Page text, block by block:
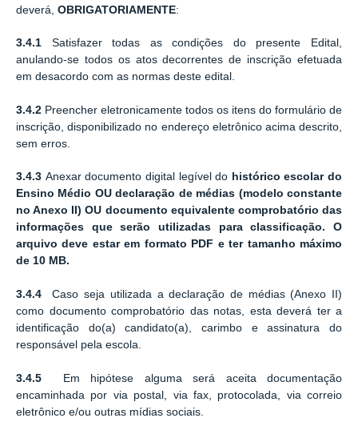
deverá, OBRIGATORIAMENTE:
3.4.1 Satisfazer todas as condições do presente Edital,
anulando-se todos os atos decorrentes de inscrição efetuada
em desacordo com as normas deste edital.
3.4.2 Preencher eletronicamente todos os itens do formulário de
inscrição, disponibilizado no endereço eletrônico acima descrito,
sem erros.
3.4.3 Anexar documento digital legível do histórico escolar do
Ensino Médio OU declaração de médias (modeloconstante
no Anexo II) OU documento equivalente comprobatório das
informações que serão utilizadas para classificação. O
arquivo deve estar em formato PDF e ter tamanho máximo
de 10 MB.
3.4.4Caso seja utilizada a declaração de médias (Anexo II)
como documento comprobatório das notas, esta deverá ter a
identificação do(a) candidato(a), carimbo e assinatura do
responsável pela escola.
3.4.5 Em hipótese alguma será aceita documentação
encaminhada por via postal, via fax, protocolada, via correio
eletrônico e/ou outras mídias sociais.